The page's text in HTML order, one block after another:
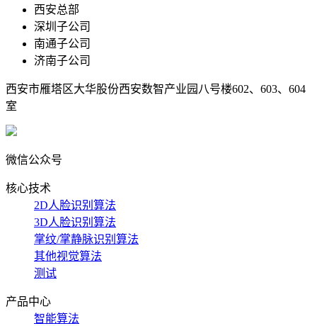
西安总部
深圳子公司
南通子公司
济南子公司
西安市雁塔区大华股份西安数智产业园八号楼602、603、604
室
微信公众号
核心技术
2D人脸识别算法
3D人脸识别算法
掌纹/掌静脉识别算法
其他视觉算法
测试
产品中心
智能算法